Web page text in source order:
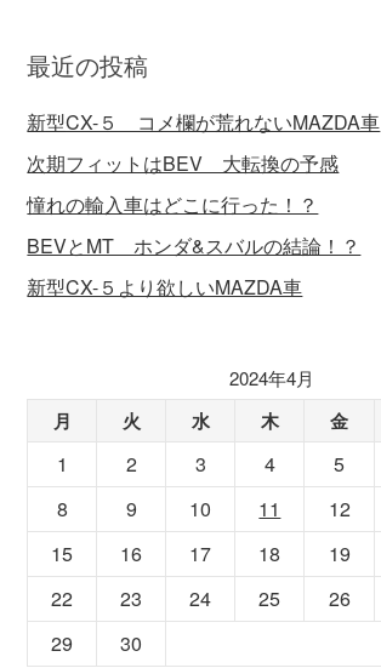
最近の投稿
新型CX-５ コメ欄が荒れないMAZDA車
次期フィットはBEV 大転換の予感
憧れの輸入車はどこに行った！？
BEVとMT ホンダ&スバルの結論！？
新型CX-５より欲しいMAZDA車
2024年4月
月 火 水 木 金
1 2 3 4 5
8
9 10 11 12
15
16 17 18 19
22
23 24 25 26
29
30